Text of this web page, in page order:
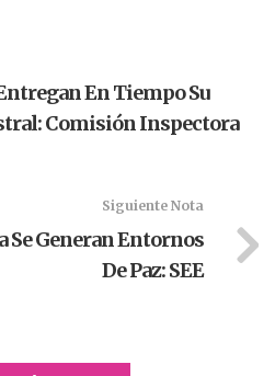
En Tiempo Su
Comisión Inspectora
Siguiente Nota
Se Generan Entornos
De Paz: SEE